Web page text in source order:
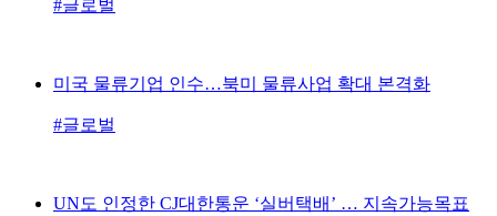
#글로벌
미국 물류기업 인수…북미 물류사업 확대 본격화
#글로벌
UN도 인정한 CJ대한통운 ‘실버택배’ … 지속가능목표